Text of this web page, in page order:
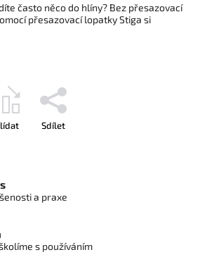
často něco do hlíny? Bez přesazovací
přesazovací lopatky Stiga si
Sdílet
a praxe
s používáním